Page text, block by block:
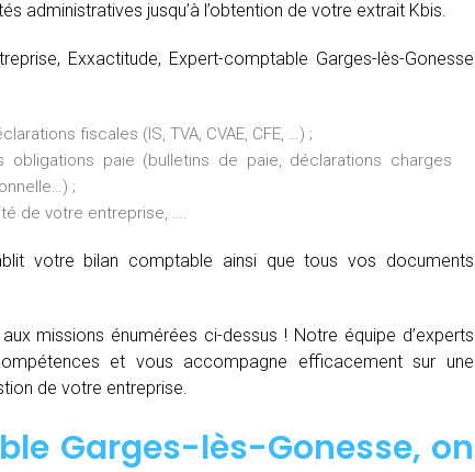
administratives jusqu’à l’obtention de votre extrait Kbis.
Exxactitude, Expert-comptable Garges-lès-Gonesse
fiscales (IS, TVA, CVAE, CFE, …) ;
paie (bulletins de paie, déclarations charges
;
de votre entreprise, ….
votre bilan comptable ainsi que tous vos documents
missions énumérées ci-dessus ! Notre équipe d’experts
et vous accompagne efficacement sur une
de votre entreprise.
Garges-lès-Gonesse, on